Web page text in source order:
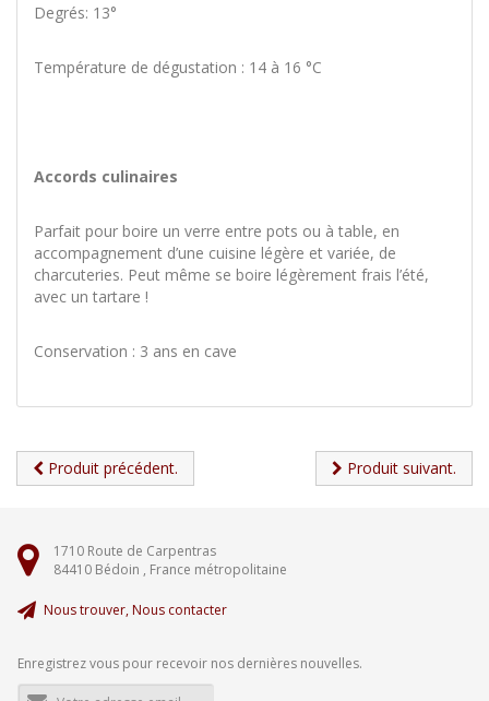
Degrés: 13°
Température de dégustation : 14 à 16 °C
Accords culinaires
Parfait pour boire un verre entre pots ou à table, en
accompagnement d’une cuisine légère et variée, de
charcuteries. Peut même se boire légèrement frais l’été,
avec un tartare !
Conservation : 3 ans en cave
Produit précédent. Produit suivant.
1710 Route de Carpentras
84410 Bédoin , France métropolitaine
Nous trouver, Nous contacter
Enregistrez vous pour recevoir nos dernières nouvelles.
Adresse